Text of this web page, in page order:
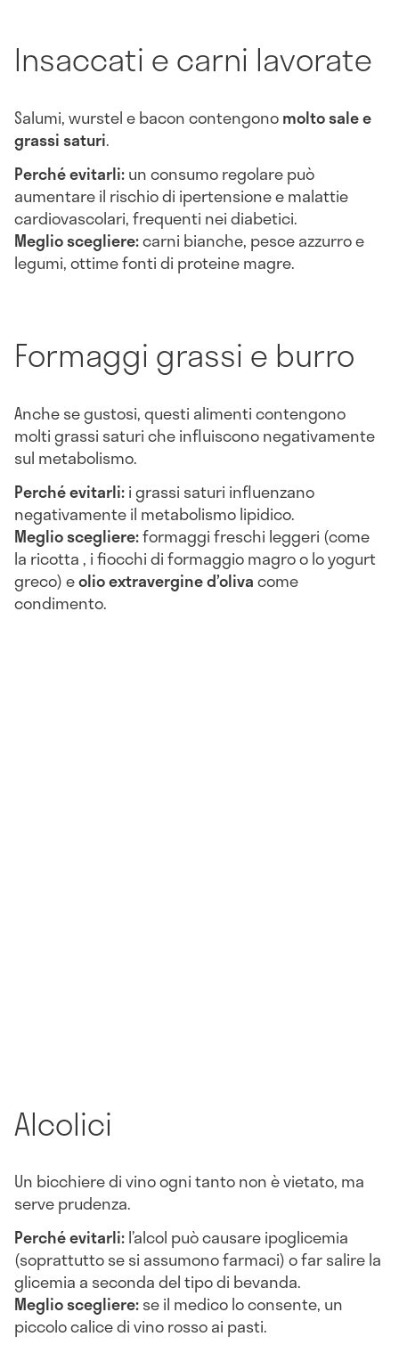
Insaccati e carni lavorate
Salumi, wurstel e bacon contengonomolto sale e
grassi saturi.
Perché evitarli:un consumo regolare può
aumentare il rischio di ipertensione e malattie
cardiovascolari, frequenti nei diabetici.
Meglio scegliere:carni bianche, pesce azzurro e
legumi, ottime fonti di proteine magre.
Formaggi grassi e burro
Anche se gustosi, questi alimenti contengono
molti grassi saturi che influiscono negativamente
sul metabolismo.
Perché evitarli:i grassi saturi influenzano
negativamente il metabolismo lipidico.
Meglio scegliere:formaggi freschi leggeri (come
la ricotta , i fiocchi di formaggio magro o lo yogurt
greco) eolio extravergine d’olivacome
condimento.
Alcolici
Un bicchiere di vino ogni tanto non è vietato, ma
serve prudenza.
Perché evitarli:l’alcol può causare ipoglicemia
(soprattutto se si assumono farmaci) o far salire la
glicemia a seconda del tipo di bevanda.
Meglio scegliere:se il medico lo consente, un
piccolo calice di vino rosso ai pasti.